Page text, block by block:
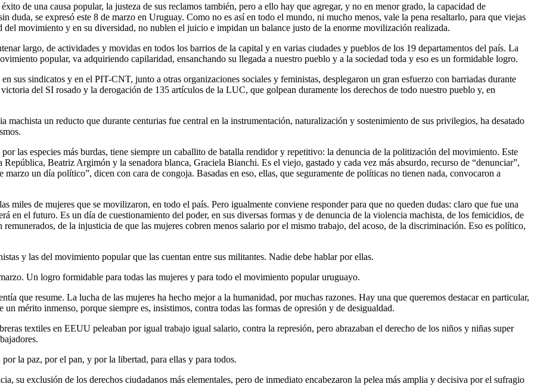
de una causa popular, la justeza de sus reclamos también, pero a ello hay que agregar, y no en menor grado, la capacidad de
duda, se expresó este 8 de marzo en Uruguay. Como no es así en todo el mundo, ni mucho menos, vale la pena resaltarlo, para que viejas
del movimiento y en su diversidad, no nublen el juicio e impidan un balance justo de la enorme movilización realizada.
largo, de actividades y movidas en todos los barrios de la capital y en varias ciudades y pueblos de los 19 departamentos del país. La
popular, va adquiriendo capilaridad, ensanchando su llegada a nuestro pueblo y a la sociedad toda y eso es un formidable logro.
sus sindicatos y en el PIT-CNT, junto a otras organizaciones sociales y feministas, desplegaron un gran esfuerzo con barriadas durante
del SI rosado y la derogación de 135 artículos de la LUC, que golpean duramente los derechos de todo nuestro pueblo y, en
un reducto que durante centurias fue central en la instrumentación, naturalización y sostenimiento de sus privilegios, ha desatado
las especies más burdas, tiene siempre un caballito de batalla rendidor y repetitivo: la denuncia de la politización del movimiento. Este
Beatriz Argimón y la senadora blanca, Graciela Bianchi. Es el viejo, gastado y cada vez más absurdo, recurso de “denunciar”,
un día político”, dicen con cara de congoja. Basadas en eso, ellas, que seguramente de políticas no tienen nada, convocaron a
miles de mujeres que se movilizaron, en todo el país. Pero igualmente conviene responder para que no queden dudas: claro que fue una
en el futuro. Es un día de cuestionamiento del poder, en sus diversas formas y de denuncia de la violencia machista, de los femicidios, de
de la injusticia de que las mujeres cobren menos salario por el mismo trabajo, del acoso, de la discriminación. Eso es político,
y las del movimiento popular que las cuentan entre sus militantes. Nadie debe hablar por ellas.
Un logro formidable para todas las mujeres y para todo el movimiento popular uruguayo.
que resume. La lucha de las mujeres ha hecho mejor a la humanidad, por muchas razones. Hay una que queremos destacar en particular,
mérito inmenso, porque siempre es, insistimos, contra todas las formas de opresión y de desigualdad.
textiles en EEUU peleaban por igual trabajo igual salario, contra la represión, pero abrazaban el derecho de los niños y niñas super
la paz, por el pan, y por la libertad, para ellas y para todos.
su exclusión de los derechos ciudadanos más elementales, pero de inmediato encabezaron la pelea más amplia y decisiva por el sufragio